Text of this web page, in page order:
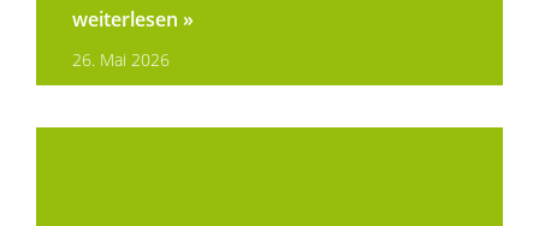
weiterlesen »
26. Mai 2026